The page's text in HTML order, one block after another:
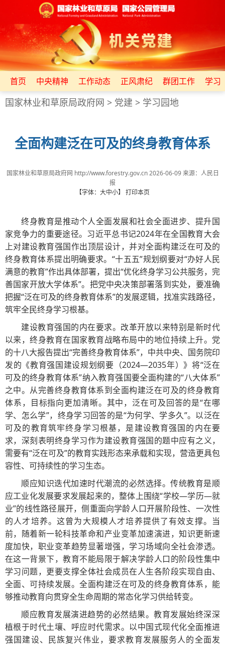
首页 中央精神 工作动态 正风肃纪 群团工作 学习
国家林业和草原局政府网 > 党建 > 学习园地
全面构建泛在可及的终身教育体系
国家林业和草原局政府网 http://www.forestry.gov.cn 2026-06-09来源： ​人民日
报
【字体： 大中小】 打印本页
终身教育是推动个人全面发展和社会全面进步、提升国
家竞争力的重要途径。习近平总书记2024年在全国教育大会
上对建设教育强国作出顶层设计，并对全面构建泛在可及的
终身教育体系提出明确要求。“十五五”规划纲要对“办好人民
满意的教育”作出具体部署，提出“优化终身学习公共服务，完
善国家开放大学体系”。把党中央决策部署落到实处，要准确
把握“泛在可及的终身教育体系”的发展逻辑，找准实践路径，
筑牢全民终身学习根基。
建设教育强国的内在要求。改革开放以来特别是新时代
以来，终身教育在国家教育战略布局中的地位持续上升。党
的十八大报告提出“完善终身教育体系”，中共中央、国务院印
发的《教育强国建设规划纲要（2024—2035年）》将“泛在
可及的终身教育体系”纳入教育强国要全面构建的“八大体系”
之中。从完善终身教育体系到全面构建泛在可及的终身教育
体系，目标指向更加清晰。其中，泛在可及回答的是“在哪
学、怎么学”，终身学习回答的是“为何学、学多久”。以泛在
可及的教育筑牢终身学习根基，是建设教育强国的内在要
求，深刻表明终身学习作为建设教育强国的题中应有之义，
需要有“泛在可及”的教育实践形态来承载和实现，营造更具包
容性、可持续性的学习生态。
顺应知识迭代加速时代潮流的必然选择。传统教育是顺
应工业化发展要求发展起来的，整体上围绕“学校—学历—就
业”的线性路径展开，侧重面向学龄人口开展阶段性、一次性
的人才培养。这曾为大规模人才培养提供了有效支撑。当
前，随着新一轮科技革命和产业变革加速演进，知识更新速
度加快，职业变革趋势显著增强，学习场域向全社会渗透。
在这一背景下，教育不能局限于解决学龄人口的阶段性集中
学习问题，更要支撑全体社会成员在人生各阶段实现自由、
全面、可持续发展。全面构建泛在可及的终身教育体系，能
够推动教育向贯穿全生命周期的常态化学习供给转变。
顺应教育发展演进趋势的必然结果。教育发展始终深深
植根于时代土壤、呼应时代需求。以中国式现代化全面推进
强国建设、民族复兴伟业，要求教育发展服务人的全面发